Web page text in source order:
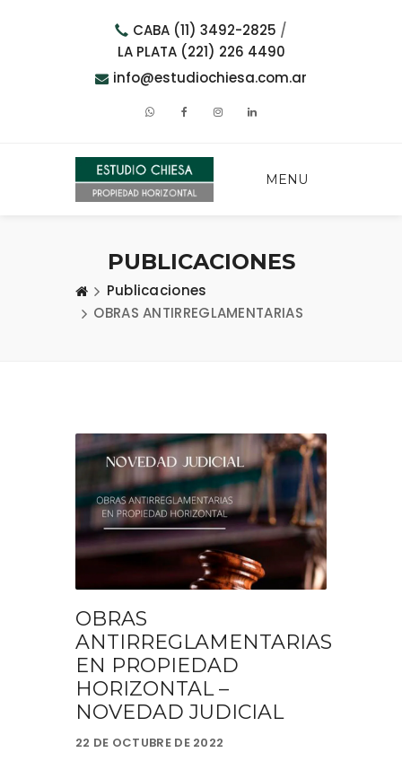
CABA (11) 3492-2825 /
LA PLATA (221) 226 4490
info@estudiochiesa.com.ar
MENU
PUBLICACIONES
Publicaciones
OBRAS ANTIRREGLAMENTARIAS
OBRAS
ANTIRREGLAMENTARIAS
EN PROPIEDAD
HORIZONTAL –
NOVEDAD JUDICIAL
22 DE OCTUBRE DE 2022